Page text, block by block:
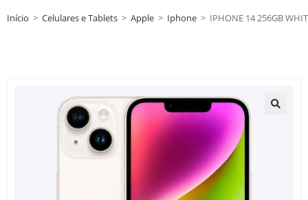
Início > Celulares e Tablets > Apple > Iphone > IPHONE 14 256GB